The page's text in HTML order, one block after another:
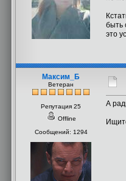
быть
это
Максим_Б
Ветеран
Репутация 25
Offline
Сообщений: 1294
А